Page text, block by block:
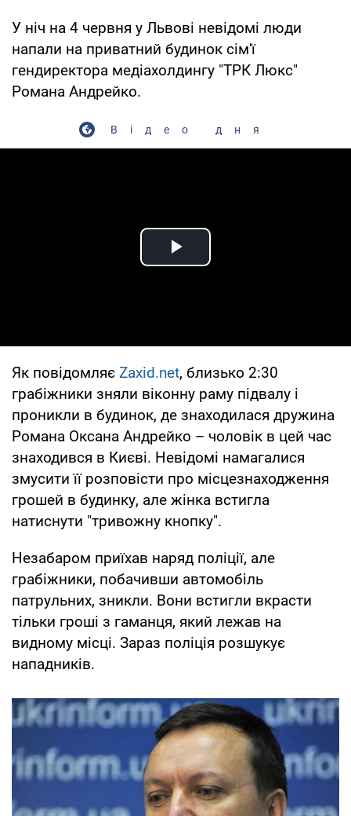
У ніч на 4 червня у Львові невідомі люди
напали на приватний будинок сім'ї
гендиректора медіахолдингу "ТРК Люкс"
Романа Андрейко.
Відео дня
Play Video
Як повідомляє Zaxid.net, близько 2:30
грабіжники зняли віконну раму підвалу і
проникли в будинок, де знаходилася дружина
Романа Оксана Андрейко – чоловік в цей час
знаходився в Києві. Невідомі намагалися
змусити її розповісти про місцезнаходження
грошей в будинку, але жінка встигла
натиснути "тривожну кнопку".
Незабаром приїхав наряд поліції, але
грабіжники, побачивши автомобіль
патрульних, зникли. Вони встигли вкрасти
тільки гроші з гаманця, який лежав на
видному місці. Зараз поліція розшукує
нападників.